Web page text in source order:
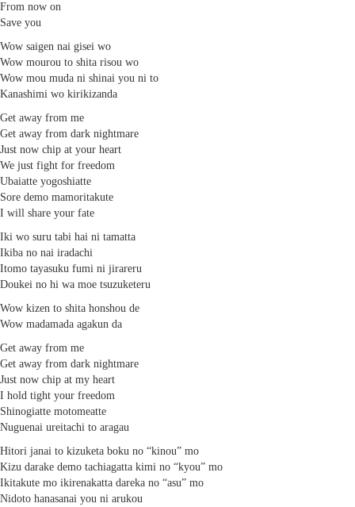
From now on
Save you
Wow saigen nai gisei wo
Wow mourou to shita risou wo
Wow mou muda ni shinai you ni to
Kanashimi wo kirikizanda
Get away from me
Get away from dark nightmare
Just now chip at your heart
We just fight for freedom
Ubaiatte yogoshiatte
Sore demo mamoritakute
I will share your fate
Iki wo suru tabi hai ni tamatta
Ikiba no nai iradachi
Itomo tayasuku fumi ni jirareru
Doukei no hi wa moe tsuzuketeru
Wow kizen to shita honshou de
Wow madamada agakun da
Get away from me
Get away from dark nightmare
Just now chip at my heart
I hold tight your freedom
Shinogiatte motomeatte
Nuguenai ureitachi to aragau
Hitori janai to kizuketa boku no “kinou” mo
Kizu darake demo tachiagatta kimi no “kyou” mo
Ikitakute mo ikirenakatta dareka no “asu” mo
Nidoto hanasanai you ni arukou